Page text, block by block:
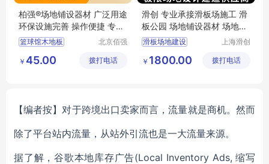
柏强®场地铺设器材 广泛用途
环保设施完善 操作便捷 专业
靠谱
篮球馆木地板
体育馆木地板
北京佰强
设施工程
￥ 45.00 拨打电话
滑创 专业承接滑板场施工 滑
板公园 场地铺设器材 场地设
计建造
滑板场地建设
运动装备 滑板场地
上海滑创
工程有限
￥ 1800.00 拨打电话
【编者按】对于跨境出口卖家而言，流量就是商机。然而
除了平台站内流量，从站外引流也是一大流量来源。
据了解，谷歌本地库存广告(Local Inventory Ads, 缩写